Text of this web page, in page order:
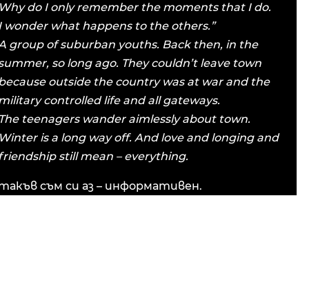
do I only remember the moments that I do.
wonder what happens to the others.”
group of suburban youths. Back then, in the
so long ago. They couldn’t leave town
outside the country was at war and the
controlled life and all gateways.
teenagers wander aimlessly about town.
is a long way off. And love and longing and
still mean – everything.
съм си аз – информативен.